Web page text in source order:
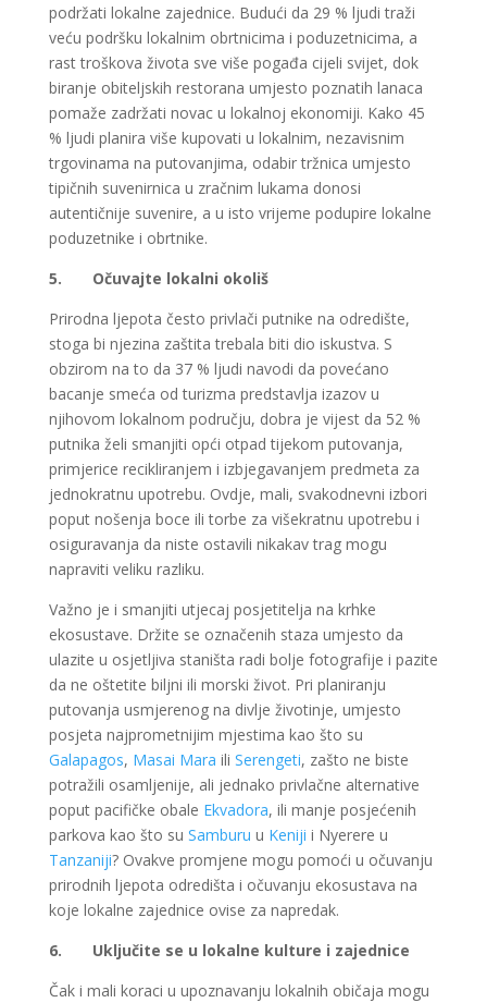
podržati lokalne zajednice. Budući da 29 % ljudi traži
veću podršku lokalnim obrtnicima i poduzetnicima, a
rast troškova života sve više pogađa cijeli svijet, dok
biranje obiteljskih restorana umjesto poznatih lanaca
pomaže zadržati novac u lokalnoj ekonomiji. Kako 45
% ljudi planira više kupovati u lokalnim, nezavisnim
trgovinama na putovanjima, odabir tržnica umjesto
tipičnih suvenirnica u zračnim lukama donosi
autentičnije suvenire, a u isto vrijeme podupire lokalne
poduzetnike i obrtnike.
5.
Očuvajte lokalni okoliš
Prirodna ljepota često privlači putnike na odredište,
stoga bi njezina zaštita trebala biti dio iskustva. S
obzirom na to da 37 % ljudi navodi da povećano
bacanje smeća od turizma predstavlja izazov u
njihovom lokalnom području, dobra je vijest da 52 %
putnika želi smanjiti opći otpad tijekom putovanja,
primjerice recikliranjem i izbjegavanjem predmeta za
jednokratnu upotrebu. Ovdje, mali, svakodnevni izbori
poput nošenja boce ili torbe za višekratnu upotrebu i
osiguravanja da niste ostavili nikakav trag mogu
napraviti veliku razliku.
Važno je i smanjiti utjecaj posjetitelja na krhke
ekosustave. Držite se označenih staza umjesto da
ulazite u osjetljiva staništa radi bolje fotografije i pazite
da ne oštetite biljni ili morski život. Pri planiranju
putovanja usmjerenog na divlje životinje, umjesto
posjeta najprometnijim mjestima kao što su
Galapagos, Masai Mara ili Serengeti, zašto ne biste
potražili osamljenije, ali jednako privlačne alternative
poput pacifičke obale Ekvadora, ili manje posjećenih
parkova kao što su Samburu u Keniji i Nyerere u
Tanzaniji? Ovakve promjene mogu pomoći u očuvanju
prirodnih ljepota odredišta i očuvanju ekosustava na
koje lokalne zajednice ovise za napredak.
6.
Uključite se u lokalne kulture i zajednice
Čak i mali koraci u upoznavanju lokalnih običaja mogu